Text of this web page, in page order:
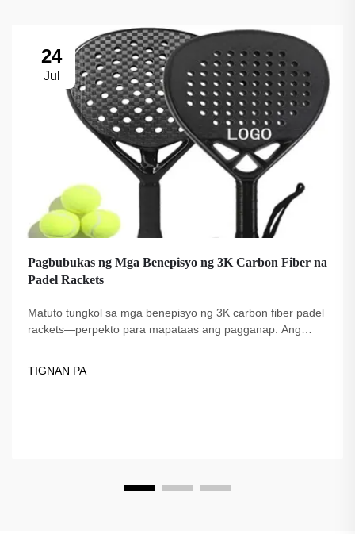
24
Jul
Pagbubukas ng Mga Benepisyo ng 3K Carbon Fiber na
Padel Rackets
Matuto tungkol sa mga benepisyo ng 3K carbon fiber padel
rackets—perpekto para mapataas ang pagganap. Ang
TIGNAN PA